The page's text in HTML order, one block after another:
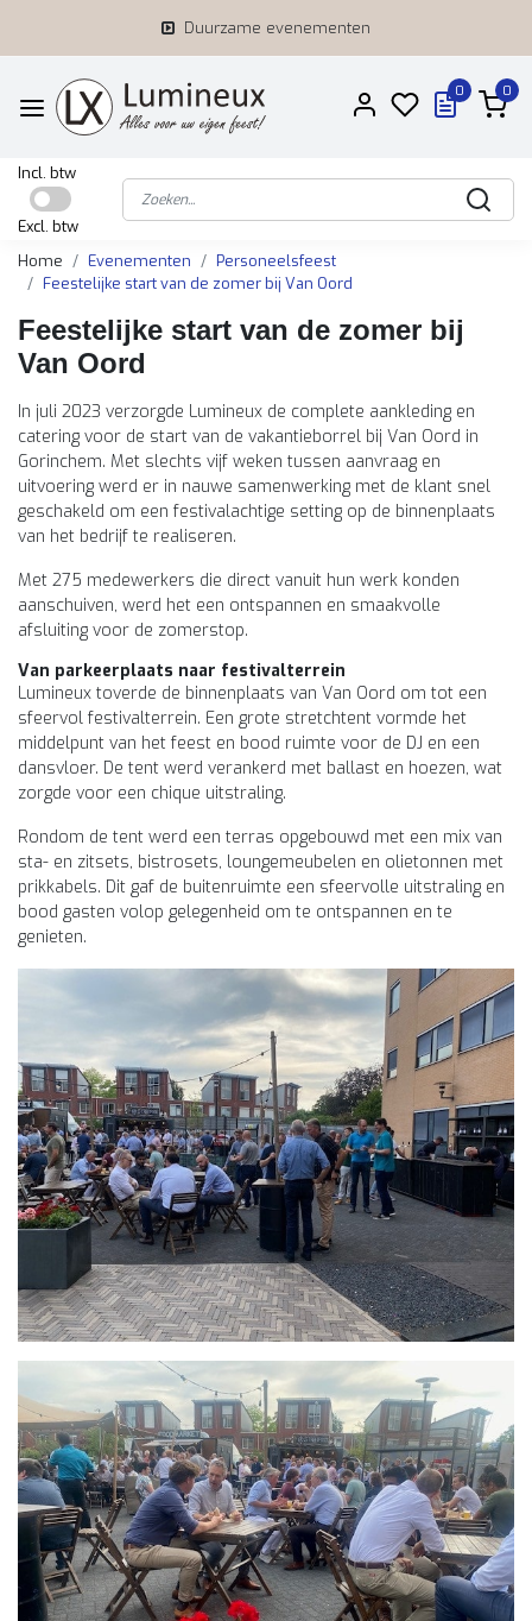
Duurzame evenementen
0 0
Incl. btw
Excl. btw
Home
Evenementen
Personeelsfeest
Feestelijke start van de zomer bij Van Oord
Feestelijke start van de zomer bij
Van Oord
In juli 2023 verzorgde Lumineux de complete aankleding en
catering voor de start van de vakantieborrel bij Van Oord in
Gorinchem. Met slechts vijf weken tussen aanvraag en
uitvoering werd er in nauwe samenwerking met de klant snel
geschakeld om een festivalachtige setting op de binnenplaats
van het bedrijf te realiseren.
Met 275 medewerkers die direct vanuit hun werk konden
aanschuiven, werd het een ontspannen en smaakvolle
afsluiting voor de zomerstop.
Van parkeerplaats naar festivalterrein
Lumineux toverde de binnenplaats van Van Oord om tot een
sfeervol festivalterrein. Een grote stretchtent vormde het
middelpunt van het feest en bood ruimte voor de DJ en een
dansvloer. De tent werd verankerd met ballast en hoezen, wat
zorgde voor een chique uitstraling.
Rondom de tent werd een terras opgebouwd met een mix van
sta- en zitsets, bistrosets, loungemeubelen en olietonnen met
prikkabels. Dit gaf de buitenruimte een sfeervolle uitstraling en
bood gasten volop gelegenheid om te ontspannen en te
genieten.